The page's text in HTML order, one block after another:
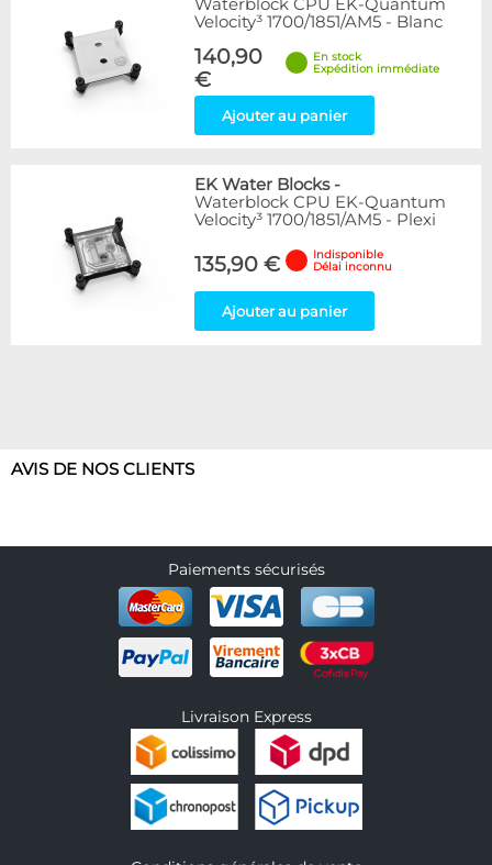
Waterblock CPU EK-Quantum
Velocity³ 1700/1851/AM5 - Blanc
140,90
€
En stock
Expédition immédiate
Ajouter au panier
EK Water Blocks-
Waterblock CPU EK-Quantum
Velocity³ 1700/1851/AM5 - Plexi
135,90 €
Indisponible
Délai inconnu
Ajouter au panier
AVIS DE NOS CLIENTS
Paiements sécurisés
Livraison Express